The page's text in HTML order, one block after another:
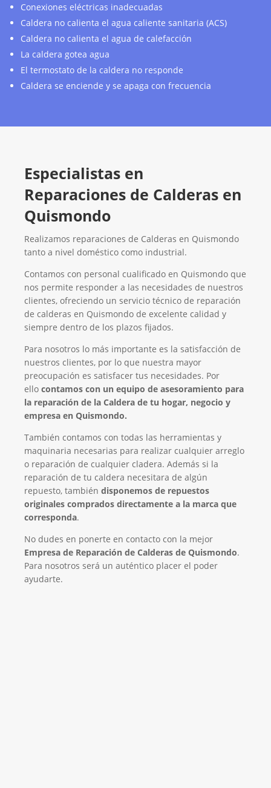
Conexiones eléctricas inadecuadas
Caldera no calienta el agua caliente sanitaria (ACS)
Caldera no calienta el agua de calefacción
La caldera gotea agua
El termostato de la caldera no responde
Caldera se enciende y se apaga con frecuencia
Especialistas en
Reparaciones de Calderas en
Quismondo
Realizamos reparaciones de Calderas en Quismondo
tanto a nivel doméstico como industrial.
Contamos con personal cualificado en Quismondo que
nos permite responder a las necesidades de nuestros
clientes, ofreciendo un servicio técnico de reparación
de calderas en Quismondo de excelente calidad y
siempre dentro de los plazos fijados.
Para nosotros lo más importante es la satisfacción de
nuestros clientes, por lo que nuestra mayor
preocupación es satisfacer tus necesidades. Por
ello contamos con un equipo de asesoramiento para
la reparación de la Caldera de tu hogar, negocio y
empresa en Quismondo.
También contamos con todas las herramientas y
maquinaria necesarias para realizar cualquier arreglo
o reparación de cualquier cladera. Además si la
reparación de tu caldera necesitara de algún
repuesto, también disponemos de repuestos
originales comprados directamente a la marca que
corresponda.
No dudes en ponerte en contacto con la mejor
Empresa de Reparación de Calderas de Quismondo.
Para nosotros será un auténtico placer el poder
ayudarte.